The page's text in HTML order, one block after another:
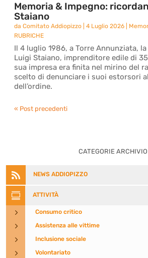
Memoria & Impegno:
Staiano
daComitato Addiopizzo |4 Luglio 2026
RUBRICHE
Il 4 luglio 1986, a Torre Annunziata,
Luigi Staiano, imprenditore edile di
sua impresa era finita nel mirino del
scelto di denunciare i suoi estorsori
dell’ordine.
« Post precedenti
CATEGORIE ARCHIVIO
 NEWS ADDIOPIZZO
 ATTIVITÀ
5 Consumo critico
5 Assistenza alle vittime
5 Inclusione sociale
5 Volontariato